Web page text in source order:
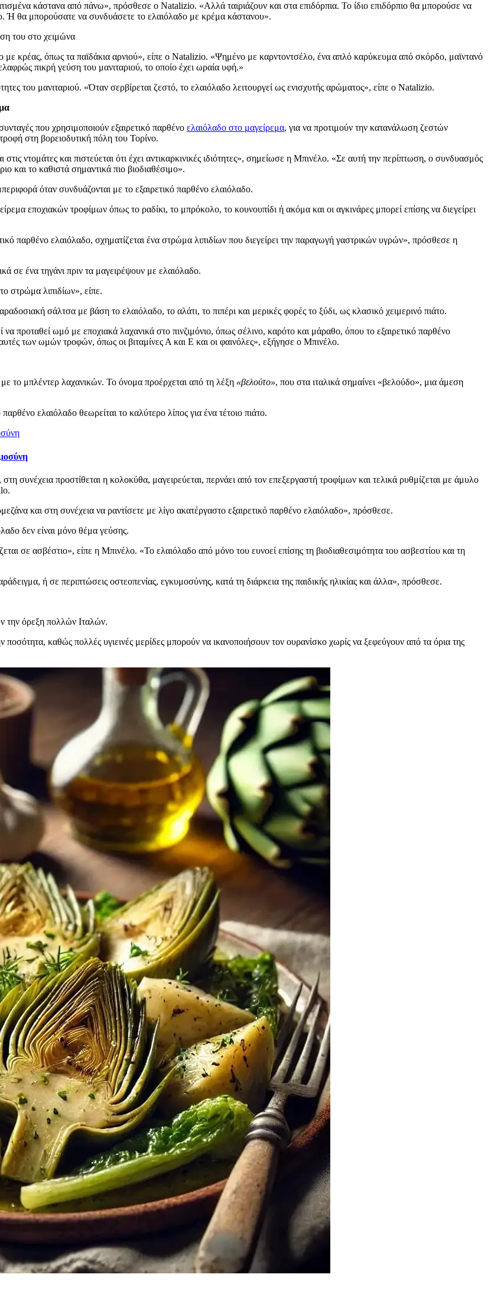
κάστανα από πάνω», πρόσθεσε ο Natalizio. «Αλλά ταιριάζουν και στα επιδόρπια. Το ίδιο επιδόρπιο θα μπορούσε να
Ή θα μπορούσατε να συνδυάσετε το ελαιόλαδο με κρέμα κάστανου».
του στο χειμώνα
με κρέας, όπως τα παϊδάκια αρνιού», είπε ο Natalizio. «Ψημένο με καρντοντσέλο, ένα απλό καρύκευμα από σκόρδο, μαϊντανό
πικρή γεύση του μανιταριού, το οποίο έχει ωραία υφή.»
του μανιταριού. «Όταν σερβίρεται ζεστό, το ελαιόλαδο λειτουργεί ως ενισχυτής αρώματος», είπε ο Natalizio.
που χρησιμοποιούν εξαιρετικό παρθένο ελαιόλαδο στο μαγείρεμα, για να προτιμούν την κατανάλωση ζεστών
στη βορειοδυτική πόλη του Τορίνο.
ντομάτες και πιστεύεται ότι έχει αντικαρκινικές ιδιότητες», σημείωσε η Μπινέλο. «Σε αυτή την περίπτωση, ο συνδυασμός
και το καθιστά σημαντικά πιο βιοδιαθέσιμο».
όταν συνδυάζονται με το εξαιρετικό παρθένο ελαιόλαδο.
εποχιακών τροφίμων όπως το ραδίκι, το μπρόκολο, το κουνουπίδι ή ακόμα και οι αγκινάρες μπορεί επίσης να διεγείρει
παρθένο ελαιόλαδο, σχηματίζεται ένα στρώμα λιπιδίων που διεγείρει την παραγωγή γαστρικών υγρών», πρόσθεσε η
σε ένα τηγάνι πριν τα μαγειρέψουν με ελαιόλαδο.
στρώμα λιπιδίων», είπε.
σάλτσα με βάση το ελαιόλαδο, το αλάτι, το πιπέρι και μερικές φορές το ξύδι, ως κλασικό χειμερινό πιάτο.
προταθεί ωμό με εποχιακά λαχανικά στο πινζιμόνιο, όπως σέλινο, καρότο και μάραθο, όπου το εξαιρετικό παρθένο
των ωμών τροφών, όπως οι βιταμίνες Α και Ε και οι φαινόλες», εξήγησε ο Μπινέλο.
το μπλέντερ λαχανικών. Το όνομα προέρχεται από τη λέξη «βελούτο», που στα ιταλικά σημαίνει «βελούδο», μια άμεση
ελαιόλαδο θεωρείται το καλύτερο λίπος για ένα τέτοιο πιάτο.
συνέχεια προστίθεται η κολοκύθα, μαγειρεύεται, περνάει από τον επεξεργαστή τροφίμων και τελικά ρυθμίζεται με άμυλο
και στη συνέχεια να ραντίσετε με λίγο ακατέργαστο εξαιρετικό παρθένο ελαιόλαδο», πρόσθεσε.
δεν είναι μόνο θέμα γεύσης.
σε ασβέστιο», είπε η Μπινέλο. «Το ελαιόλαδο από μόνο του ευνοεί επίσης τη βιοδιαθεσιμότητα του ασβεστίου και τη
ή σε περιπτώσεις οστεοπενίας, εγκυμοσύνης, κατά τη διάρκεια της παιδικής ηλικίας και άλλα», πρόσθεσε.
την όρεξη πολλών Ιταλών.
καθώς πολλές υγιεινές μερίδες μπορούν να ικανοποιήσουν τον ουρανίσκο χωρίς να ξεφεύγουν από τα όρια της